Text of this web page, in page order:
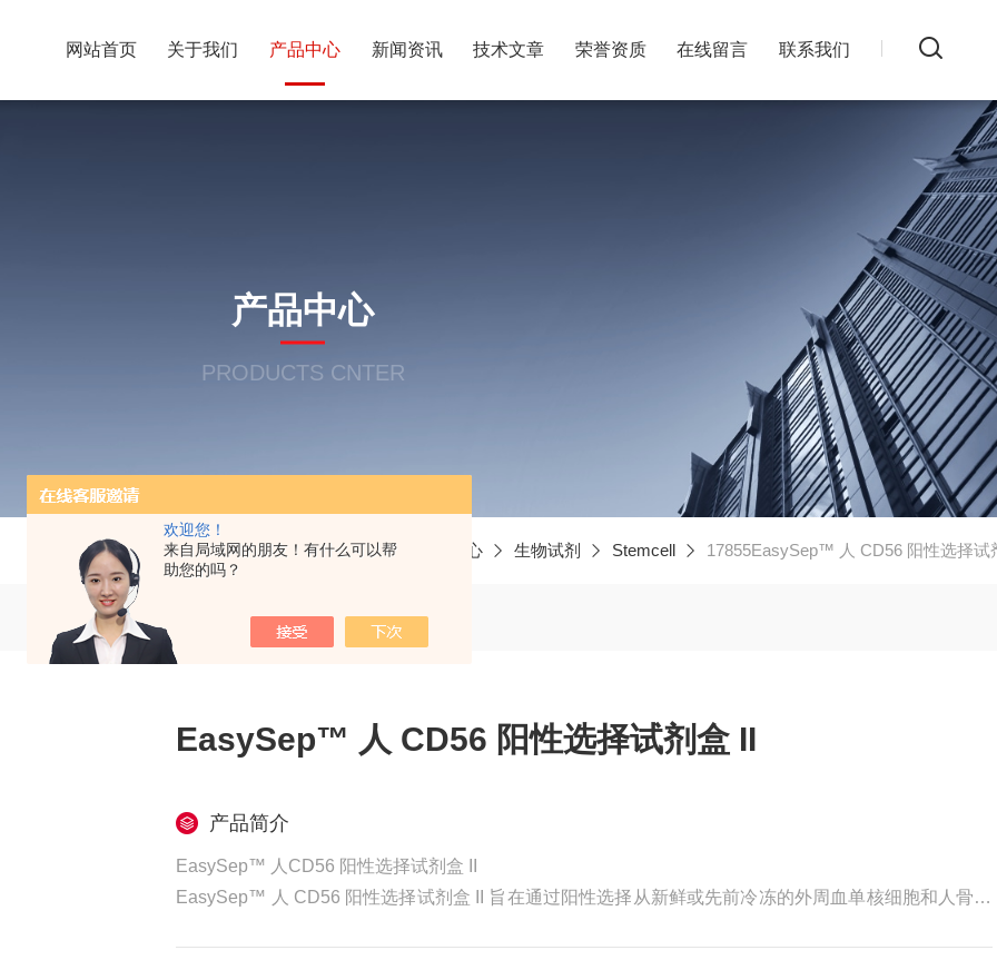
欢迎您！
来自局域网的朋友！有什么可以帮
助您的吗？
网站首页 关于我们 产品中心 新闻资讯 技术文章 荣誉资质 在线留言 联系我们
产品中心
PRODUCTS CNTER
当前位置：首页 产品中心 生物试剂 Stemcell 17855EasySep™ 人 CD56 阳性选择试
EasySep™ 人 CD56 阳性选择试剂盒 II
产品简介
EasySep™ 人CD56 阳性选择试剂盒 II
EasySep™ 人 CD56 阳性选择试剂盒 II 旨在通过阳性选择从新鲜或先前冷冻的外周血单核细胞和人骨骼